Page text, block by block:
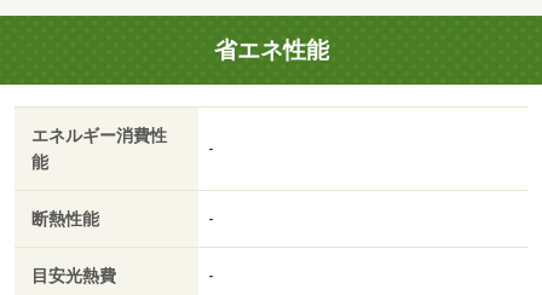
省エネ性能
エネルギー消費性
能
-
断熱性能 -
目安光熱費 -